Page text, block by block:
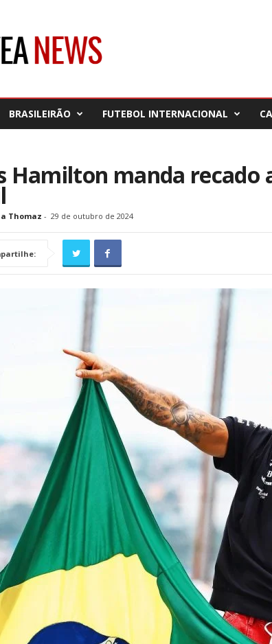
BRASILEIRÃO FUTEBOL INTERNACIONAL
Hamilton manda recado
Thomaz - 29 de outubro de 2024